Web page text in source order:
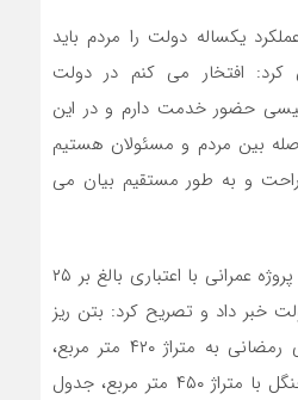
یکساله دولت را مردم باید
کرد: افتخار می کنم در دولت
حضور خدمت دارم و در این
بین مردم و مسئولان هستیم
و به طور مستقیم بیان می
شهردار کومله از افتتاح ۲۵ پروژه عمرانی با اعتباری بالغ بر ۲۵
خبر داد و تصریح کرد: بتن ریز
ی خیابان شهید محرمعلی رمضانی به متراژ ۴۲۰ متر مربع،
بتن ریزی خیابان سردار جنگل با متراژ ۴۵۰ متر مربع، جدول